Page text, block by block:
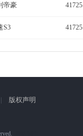
41725
帝豪
41725
S3
版权声明